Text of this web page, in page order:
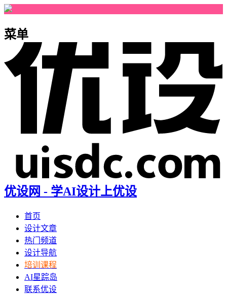
菜单
优设网 - 学AI设计上优设
首页
设计文章
热门频道
设计导航
培训课程
AI星踪岛
联系优设